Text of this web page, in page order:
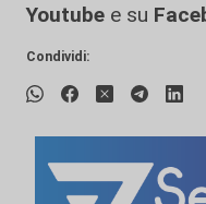
Youtube e su
Condividi: